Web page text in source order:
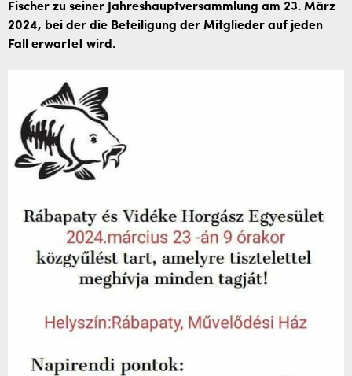
Fischer zu seiner Jahreshauptversammlung am 23. März
2024, bei der die Beteiligung der Mitglieder auf jeden
Fall erwartet wird.